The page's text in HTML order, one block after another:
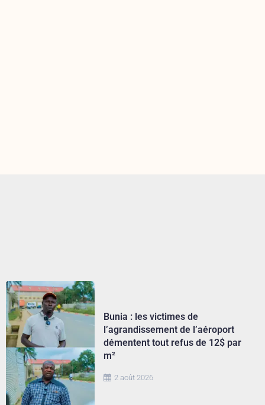
2 août 2026
Bunia : les victimes de
l’agrandissement de l’aéroport
démentent tout refus de 12$ par
m²